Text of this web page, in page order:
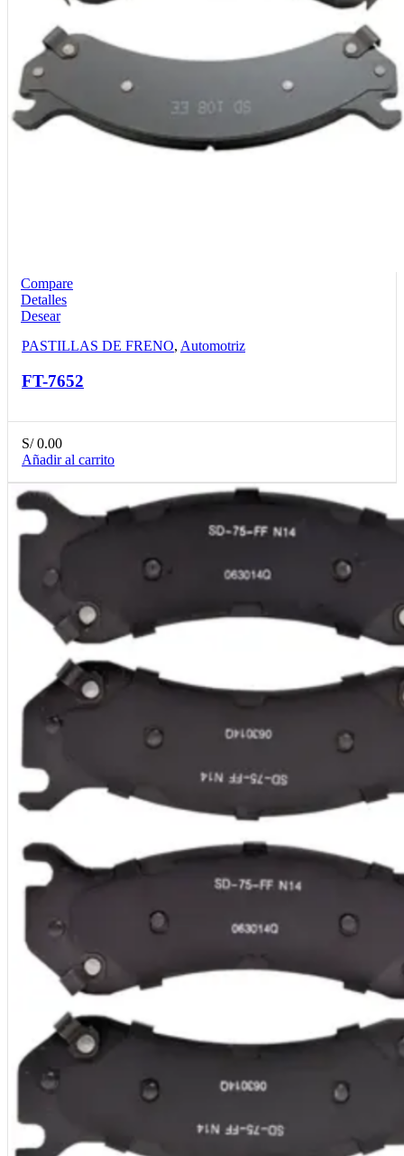
Compare
Detalles
Desear
PASTILLAS DE FRENO, Automotriz
FT-7652
S/0.00
Añadir al carrito